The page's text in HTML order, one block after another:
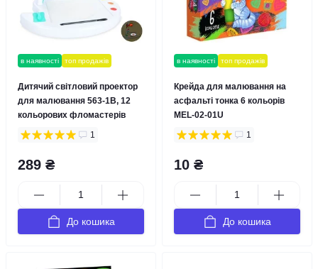
в наявності топ продажів
Дитячий світловий проектор
для малювання 563-1B, 12
кольорових фломастерів
1
289 ₴
До кошика
в наявності топ продажів
Крейда для малювання на
асфальті тонка 6 кольорів
MEL-02-01U
1
10 ₴
До кошика